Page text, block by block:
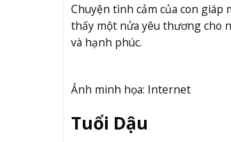
Chuyện tình cảm của con giáp
thấy một nửa yêu thương cho
và hạnh phúc.
Ảnh minh họa: Internet
Tuổi Dậu